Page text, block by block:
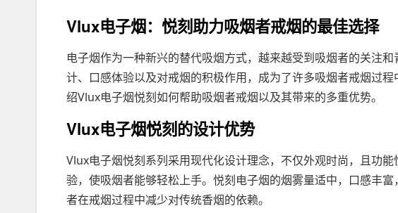
Vlux电子烟：悦刻助力吸烟者戒烟的最佳选择
电子烟作为一种新兴的替代吸烟方式，越来越受到吸烟者的关注
计、口感体验以及对戒烟的积极作用，成为了许多吸烟者戒烟过
绍Vlux电子烟悦刻如何帮助吸烟者戒烟以及其带来的多重优势。
Vlux电子烟悦刻的设计优势
Vlux电子烟悦刻系列采用现代化设计理念，不仅外观时尚，且功
验，使吸烟者能够轻松上手。悦刻电子烟的烟雾量适中，口感丰
者在戒烟过程中减少对传统香烟的依赖。